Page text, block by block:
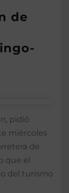
de
pidió
miércoles
de
que el
del turismo